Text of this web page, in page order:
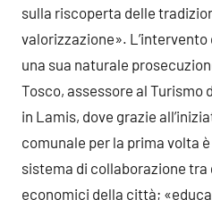
sulla riscoperta delle
valorizzazione».
una sua naturale
Tosco, assessore al Turismo
in Lamis, dove grazie
comunale per la prima volta
sistema di collaborazione
economici della città;